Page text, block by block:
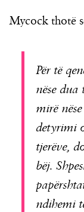
Mycock thotë
Për të
nëse dua
mirë
detyrimi
tjerëve,
bëj.
ndihemi